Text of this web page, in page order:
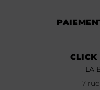
CLICK
LA
7 rue